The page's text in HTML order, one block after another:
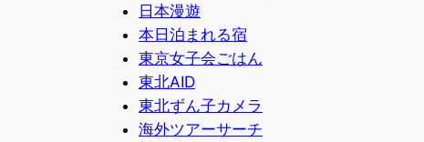
日本漫遊
本日泊まれる宿
東京女子会ごはん
東北AID
東北ずん子カメラ
海外ツアーサーチ